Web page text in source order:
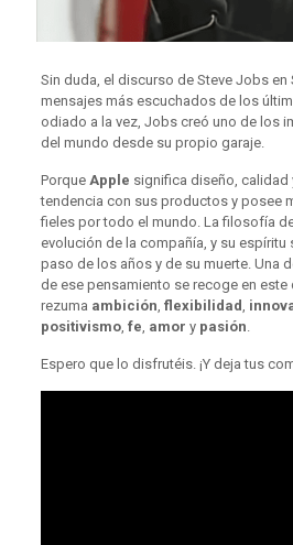
Sin duda, el discurso de Steve Jobs
mensajes más escuchados de los
odiado a la vez, Jobs creó uno de los
del mundo desde su propio garaje.
PorqueApple significa diseño, calidad
tendencia con sus productos y posee
fieles por todo el mundo. La filosofía
evolución de la compañía, y su espíritu
paso de los años y de su muerte. Una
de ese pensamiento se recoge en
rezuma ambición, flexibilidad,
positivismo, fe, amor y pasión.
Espero que lo disfrutéis. ¡Y deja tus